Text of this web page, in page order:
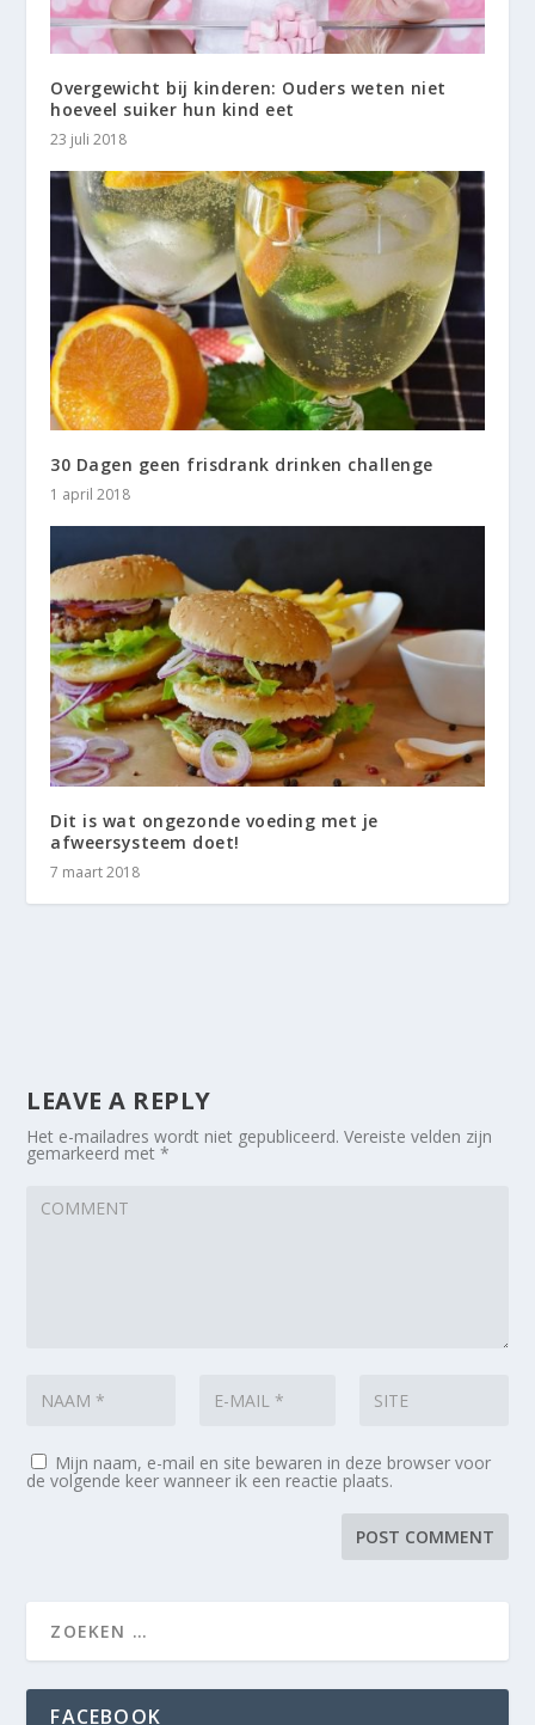
Overgewicht bij kinderen: Ouders weten niet
hoeveel suiker hun kind eet
23 juli 2018
30 Dagen geen frisdrank drinken challenge
1 april 2018
Dit is wat ongezonde voeding met je
afweersysteem doet!
7 maart 2018
LEAVE A REPLY
Het e-mailadres wordt niet gepubliceerd. Vereiste velden zijn
gemarkeerd met*
Mijn naam, e-mail en site bewaren in deze browser voor
de volgende keer wanneer ik een reactie plaats.
FACEBOOK